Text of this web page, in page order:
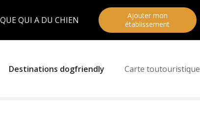
QUI A DU CHIEN
Ajouter mon
établissement
Destinations dogfriendly Carte toutouristique